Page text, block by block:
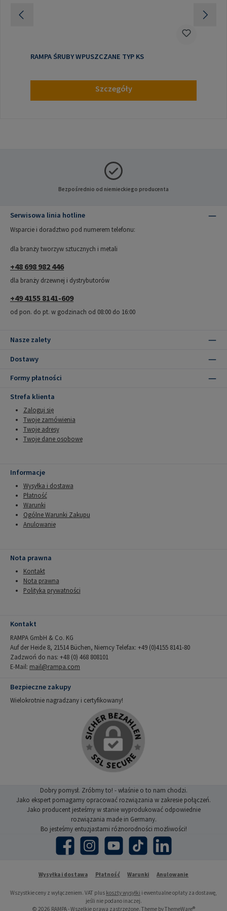
RAMPA ŚRUBY WPUSZCZANE TYP KS
Szczegóły
Bezpośrednio od niemieckiego producenta
Serwisowa linia hotline
Wsparcie i doradztwo pod numerem telefonu:
dla branży tworzyw sztucznych i metali
+48 698 982 446
dla branży drzewnej i dystrybutorów
+49 4155 8141-609
od pon. do pt. w godzinach od 08:00 do 16:00
Nasze zalety
Dostawy
Formy płatności
Strefa klienta
Zaloguj się
Twoje zamówienia
Twoje adresy
Twoje dane osobowe
Informacje
Wysyłka i dostawa
Płatność
Warunki
Ogólne Warunki Zakupu
Anulowanie
Nota prawna
Kontakt
Nota prawna
Polityka prywatności
Kontakt
RAMPA GmbH & Co. KG
Auf der Heide 8, 21514 Büchen, Niemcy Telefax: +49 (0)4155 8141-80
Zadzwoń do nas: +48 (0) 468 808101
E-Mail: mail@rampa.com
Bezpieczne zakupy
Wielokrotnie nagradzany i certyfikowany!
Dobry pomysł. Zróbmy to! - właśnie o to nam chodzi.
Jako ekspert pomagamy opracować rozwiązania w zakresie połączeń.
Jako producent jesteśmy w stanie wyprodukować odpowiednie
rozwiązania made in Germany.
Bo jesteśmy entuzjastami różnorodności możliwości!
Facebook Instagram YouTube TikTok LinkedIn
Wysyłka i dostawa Płatność Warunki Anulowanie
Wszystkie ceny z wyłączeniem. VAT plus koszty wysyłki i ewentualne opłaty za dostawę,
jeśli nie podano inaczej.
© 2026 RAMPA - Wszelkie prawa zastrzeżone. Theme byThemeWare®